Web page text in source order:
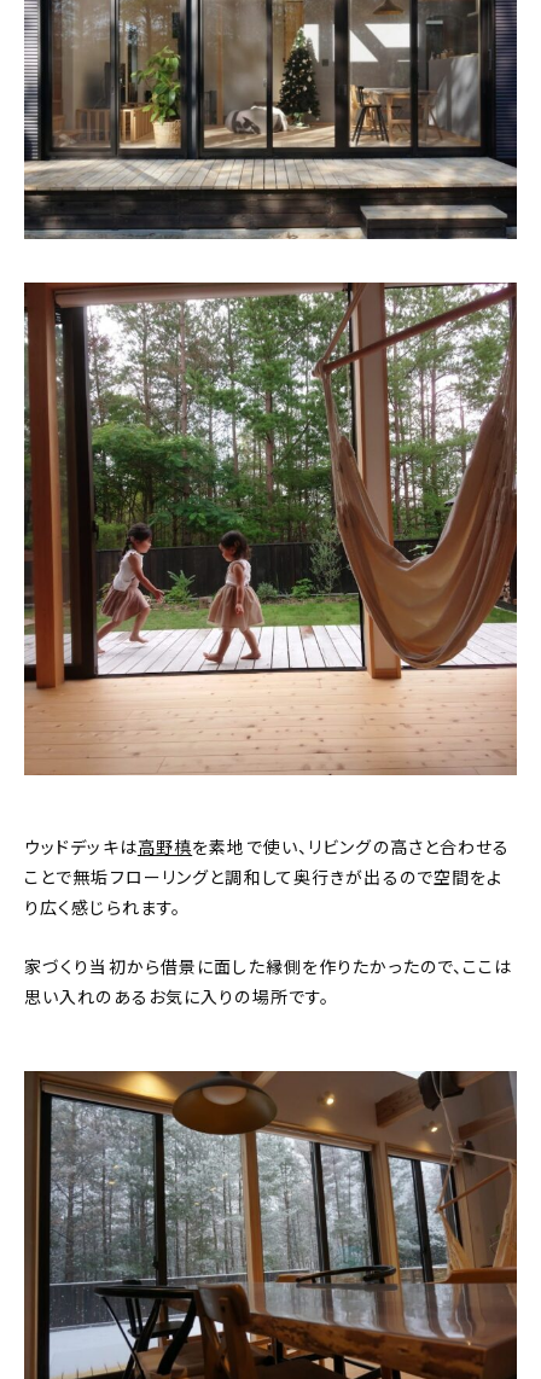
ウッドデッキは高野槙を素地で使い、リビングの高さと合わせる
ことで無垢フローリングと調和して奥行きが出るので空間をよ
り広く感じられます。
家づくり当初から借景に面した縁側を作りたかったので、ここは
思い入れのあるお気に入りの場所です。